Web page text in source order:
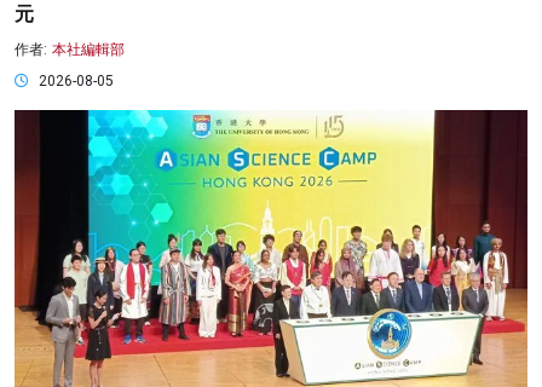
元
作者: 本社編輯部
2026-08-05